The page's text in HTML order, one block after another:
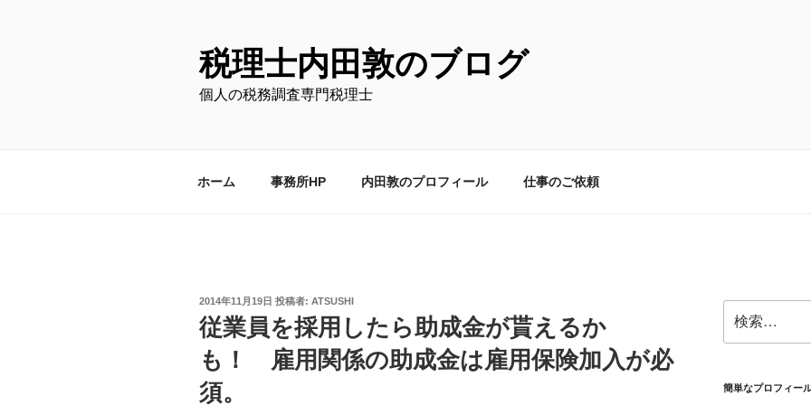
税理士内田敦のブログ
個人の税務調査専門税理士
ホーム 事務所HP 内田敦のプロフィール 仕事のご依頼
投
稿
日:
2014年11月19日 投稿者: ATSUSHI
従業員を採用したら助成金が貰えるか
も！ 雇用関係の助成金は雇用保険加入が必
須。
索:
簡単なプロフィー